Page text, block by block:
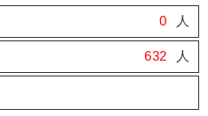
0 人
632 人